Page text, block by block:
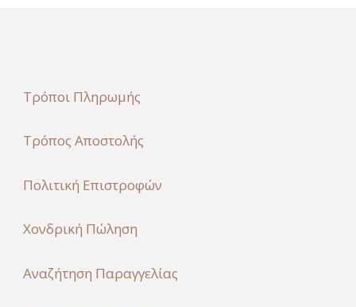
Τρόποι Πληρωμής
Τρόπος Αποστολής
Πολιτική Επιστροφών
Χονδρική Πώληση
Αναζήτηση Παραγγελίας